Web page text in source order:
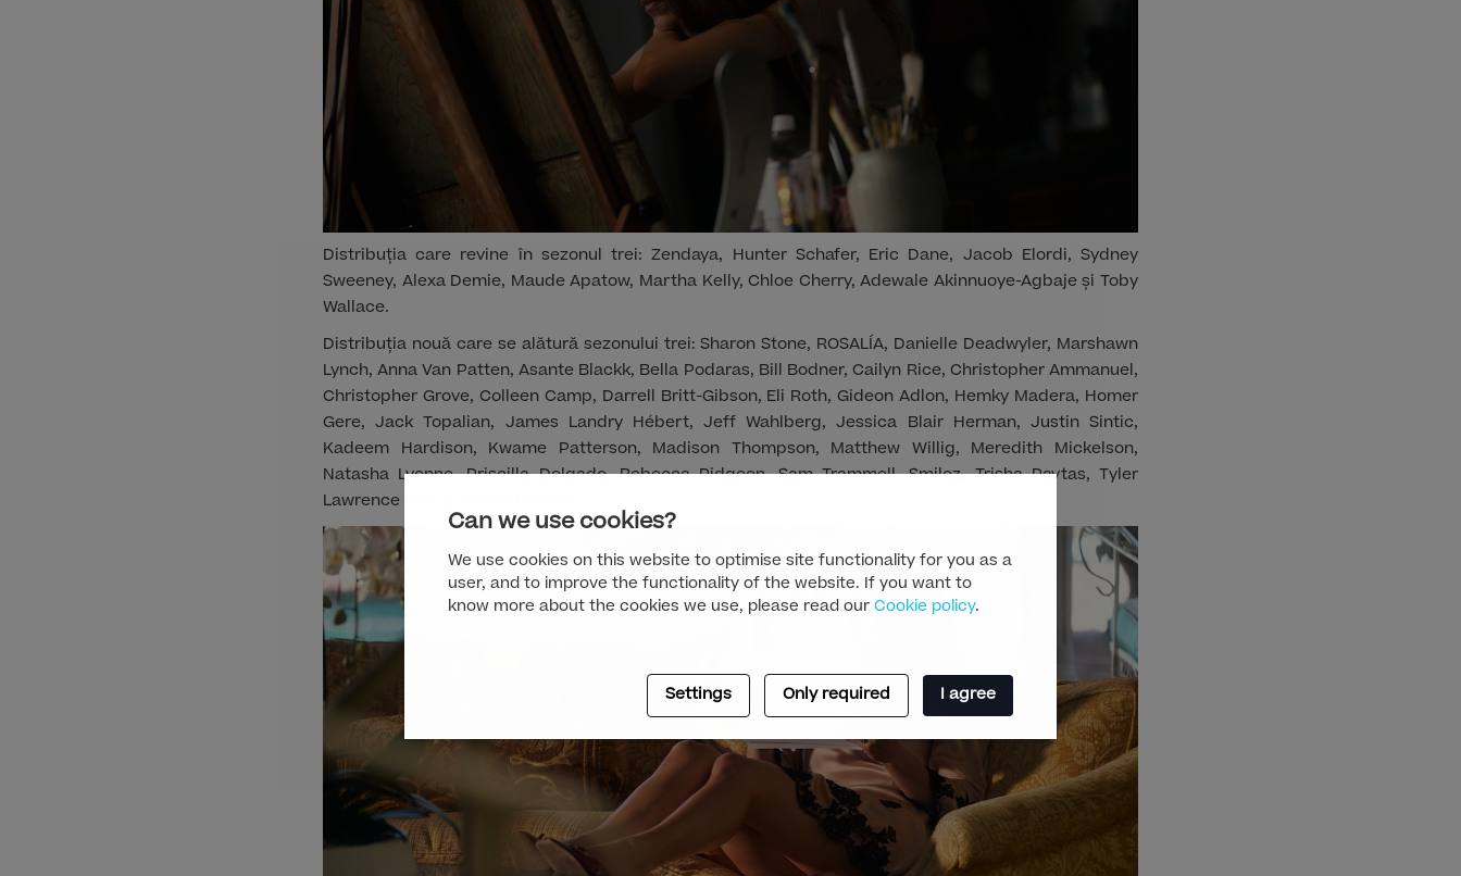
Can we use cookies?
We use cookies on this website to optimise site functionality for you as a
user, and to improve the functionality of the website. If you want to
know more about the cookies we use, please read our Cookie policy.
Settings Only required I agree
Distribuția care revine în sezonul trei: Zendaya, Hunter Schafer, Eric Dane, Jacob Elordi, Sydney
Sweeney, Alexa Demie, Maude Apatow, Martha Kelly, Chloe Cherry, Adewale Akinnuoye-Agbaje și Toby
Wallace.
Distribuția nouă care se alătură sezonului trei: Sharon Stone, ROSALÍA, Danielle Deadwyler, Marshawn
Lynch, Anna Van Patten, Asante Blackk, Bella Podaras, Bill Bodner, Cailyn Rice, Christopher Ammanuel,
Christopher Grove, Colleen Camp, Darrell Britt-Gibson, Eli Roth, Gideon Adlon, Hemky Madera, Homer
Gere, Jack Topalian, James Landry Hébert, Jeff Wahlberg, Jessica Blair Herman, Justin Sintic,
Kadeem Hardison, Kwame Patterson, Madison Thompson, Matthew Willig, Meredith Mickelson,
Natasha Lyonne, Priscilla Delgado, Rebecca Pidgeon, Sam Trammell, Smilez, Trisha Paytas, Tyler
Lawrence Gray și Vinnie Hacker.